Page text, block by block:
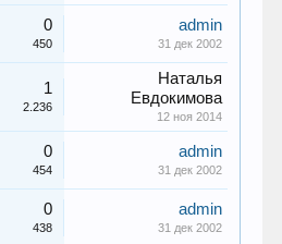
0
450
admin
31 дек 2002
1
2.236
Наталья
Евдокимова
12 ноя 2014
0
454
admin
31 дек 2002
0
438
admin
31 дек 2002